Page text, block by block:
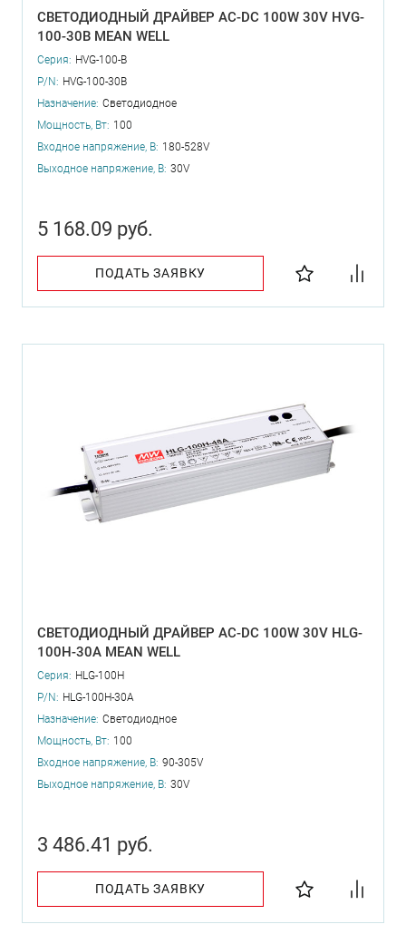
СВЕТОДИОДНЫЙ ДРАЙВЕР AC-DC 100W 30V HVG-
100-30B MEAN WELL
Серия: HVG-100-B
P/N: HVG-100-30B
Назначение: Светодиодное
Мощность, Вт: 100
Входное напряжение, В: 180-528V
Выходное напряжение, В: 30V
5 168.09 руб.
ПОДАТЬ ЗАЯВКУ
СВЕТОДИОДНЫЙ ДРАЙВЕР AC-DC 100W 30V HLG-
100H-30A MEAN WELL
Серия: HLG-100H
P/N: HLG-100H-30A
Назначение: Светодиодное
Мощность, Вт: 100
Входное напряжение, В: 90-305V
Выходное напряжение, В: 30V
3 486.41 руб.
ПОДАТЬ ЗАЯВКУ